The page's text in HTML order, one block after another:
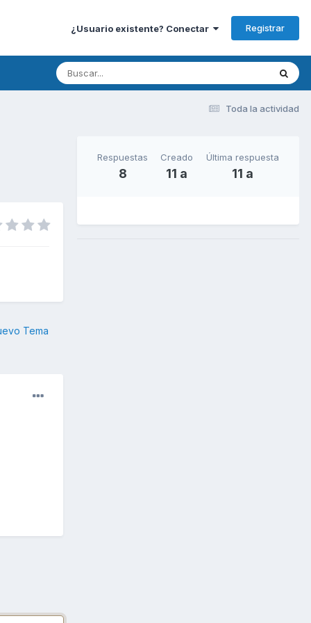
¿Usuario existente? Conectar Registrar
Toda la actividad
Tema
Respuestas
8
Creado
11 a
Última respuesta
11 a